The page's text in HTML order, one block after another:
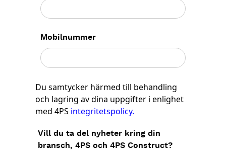
Mobilnummer
Du samtycker härmed till behandling
och lagring av dina uppgifter i enlighet
med 4PS integritetspolicy.
Vill du ta del nyheter kring din
bransch, 4PS och 4PS Construct?